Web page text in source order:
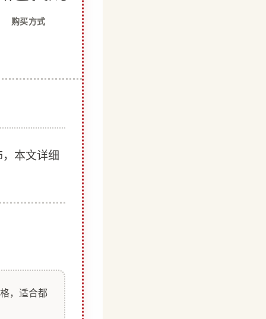
购买方式
本文详细
，适合都